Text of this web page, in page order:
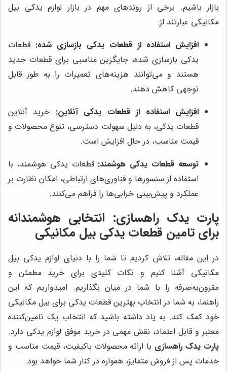
بازار باشیم. برخی از روندهای مهم در بازار لوازم یدکی بیل
مکانیکی عبارتند از:
افزایش استفاده از قطعات یدکی بازسازی شده: قطعات
یدکی بازسازی شده، جایگزین مناسبی برای قطعات جدید
هستند و می‌توانند هزینه‌های تعمیرات را به طور قابل
توجهی کاهش دهند.
افزایش استفاده از قطعات یدکی آنلاین: خرید آنلاین
قطعات یدکی، به دلیل سهولت دسترسی، تنوع محصولات و
قیمت مناسب، در حال افزایش است.
توسعه قطعات یدکی هوشمند: قطعات یدکی هوشمند، با
استفاده از سنسورها و فناوری‌های ارتباطی، امکان نظارت بر
عملکرد و پیش‌بینی خرابی‌ها را فراهم می‌کنند.
پارت یدک راهسازی: انتخابی هوشمندانه
برای تامین قطعات یدکی بیل مکانیکی
در این مقاله، تلاش کردیم تا شما را با دنیای لوازم یدکی بیل
مکانیکی آشنا کنیم و نکات کلیدی برای خرید مطمئن و
مقرون‌به‌صرفه را با شما در میان بگذاریم. امیدواریم که این
راهنما، به شما در انتخاب بهترین قطعات یدکی برای بیل مکانیکی
خود کمک کند. به یاد داشته باشید که انتخاب یک تامین‌کننده
معتبر و قابل اعتماد، نقش مهمی در خرید موفق لوازم یدکی دارد.
پارت یدک راهسازی با ارائه محصولات باکیفیت، قیمت مناسب و
خدمات پس از فروش متمایز، همواره در کنار شما خواهد بود.